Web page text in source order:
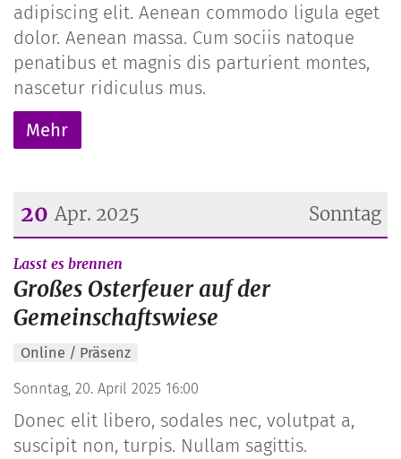
adipiscing elit. Aenean commodo ligula eget
dolor. Aenean massa. Cum sociis natoque
penatibus et magnis dis parturient montes,
nascetur ridiculus mus.
Mehr
Sonntag
20 Apr. 2025
Datum: 20. April 2025
Lasst es brennen
Großes Osterfeuer auf der
Gemeinschaftswiese
Online / Präsenz
Sonntag, 20. April 2025 16:00
Donec elit libero, sodales nec, volutpat a,
suscipit non, turpis. Nullam sagittis.